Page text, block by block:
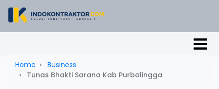
Home
Business
Tunas Bhakti Sarana Kab Purbalingga